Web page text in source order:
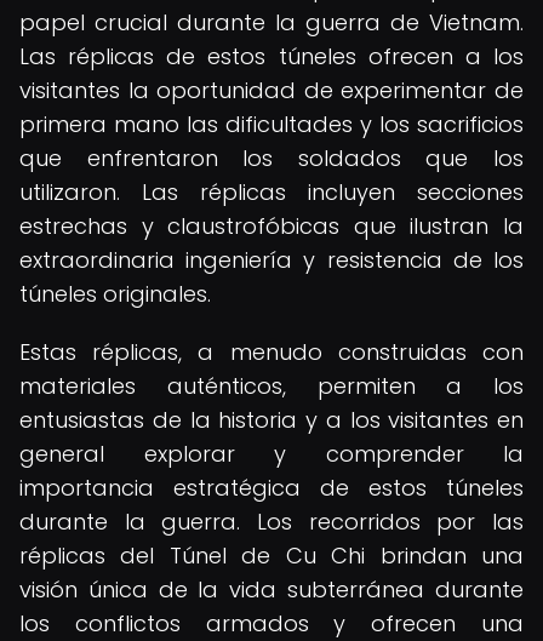
papel crucial durante la guerra de Vietnam.
Las réplicas de estos túneles ofrecen a los
visitantes la oportunidad de experimentar de
primera mano las dificultades y los sacrificios
que enfrentaron los soldados que los
utilizaron. Las réplicas incluyen secciones
estrechas y claustrofóbicas que ilustran la
extraordinaria ingeniería y resistencia de los
túneles originales.
Estas réplicas, a menudo construidas con
materiales auténticos, permiten a los
entusiastas de la historia y a los visitantes en
general explorar y comprender la
importancia estratégica de estos túneles
durante la guerra. Los recorridos por las
réplicas del Túnel de Cu Chi brindan una
visión única de la vida subterránea durante
los conflictos armados y ofrecen una